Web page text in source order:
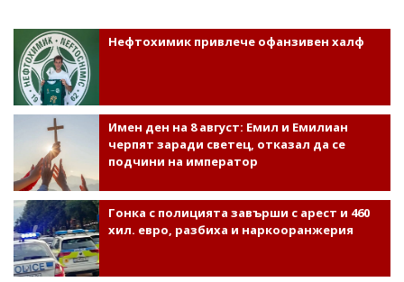
Нефтохимик привлече офанзивен халф
Имен ден на 8 август: Емил и Емилиан
черпят заради светец, отказал да се
подчини на император
Гонка с полицията завърши с арест и 460
хил. евро, разбиха и наркооранжерия